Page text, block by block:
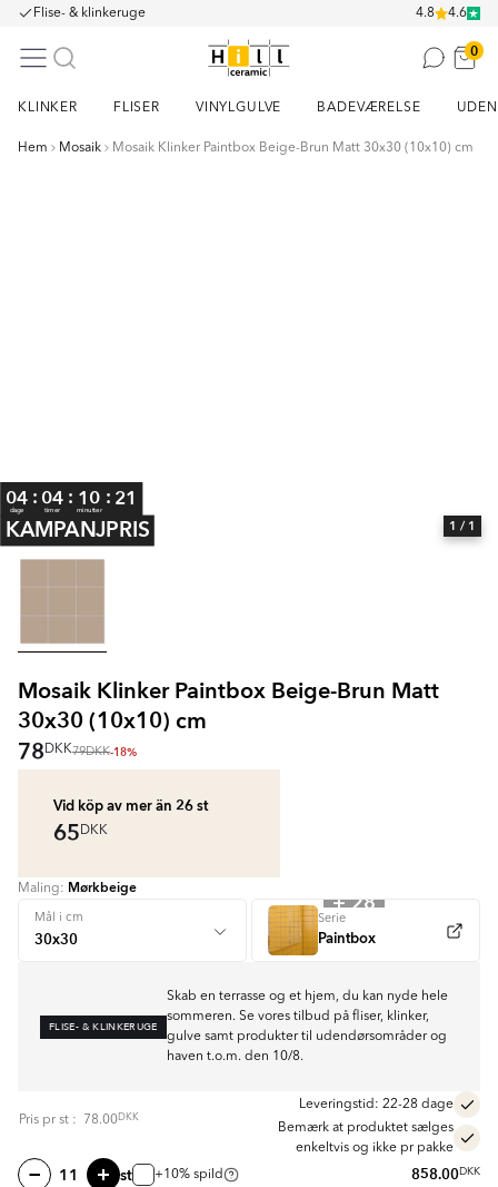
Flise- & klinkeruge 4.8 4.6
0
KLINKER FLISER VINYLGULVE BADEVÆRELSE
Hem Mosaik Mosaik Klinker Paintbox Beige-Brun Matt 30x30 (10x10) cm
04
dage
: 04
timer
: 10
minutter
: 20
KAMPANJPRIS 1 / 1
Mosaik Klinker Paintbox Beige-Brun Matt
30x30 (10x10) cm
78 DKK79DKK-18%
Vid köp av mer än 26st
65 DKK
Maling: Mørkbeige
+ 28
Mål i cm Serie
Paintbox
FLISE- & KLINKERUGE
Skab en terrasse og et hjem, du kan nyde hele
sommeren. Se vores tilbud på fliser, klinker,
gulve samt produkter til udendørsområder og
haven t.o.m. den 10/8.
Pris pr st : 78.00DKK
Leveringstid: 22-28 dage
Bemærk at produktet sælges
enkeltvis og ikke pr pakke
st +10% spild 858.00DKK